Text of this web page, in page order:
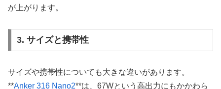
が上がります。
3. サイズと携帯性
サイズや携帯性についても大きな違いがあります。
**Anker 316 Nano2**は、67Wという高出力にもかかわら